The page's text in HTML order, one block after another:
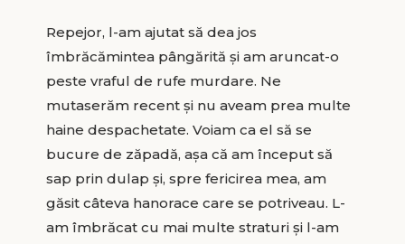
Repejor, l-am ajutat să dea jos
îmbrăcămintea pângărită şi am aruncat-o
peste vraful de rufe murdare. Ne
mutaserăm recent şi nu aveam prea multe
haine despachetate. Voiam ca el să se
bucure de zăpadă, aşa că am început să
sap prin dulap şi, spre fericirea mea, am
găsit câteva hanorace care se potriveau. L-
am îmbrăcat cu mai multe straturi şi l-am